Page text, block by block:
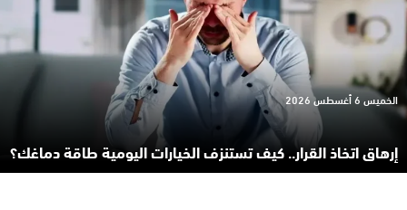
إرهاق اتخاذ القرار.. كيف تستنزف الخيارات اليومية طاقة دماغك؟
الخميس 6 أغسطس 2026